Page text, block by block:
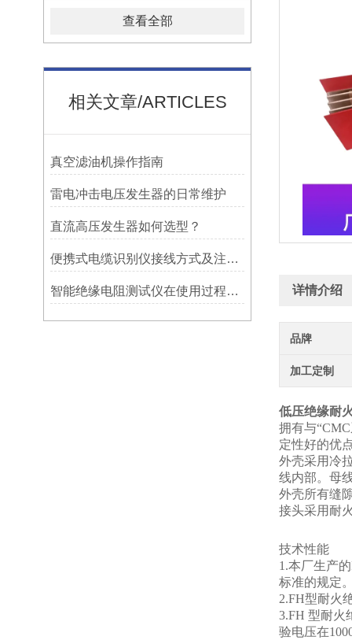
查看全部
相关文章/ARTICLES
真空滤油机操作指南
雷电冲击电压发生器的日常维护
直流高压发生器如何选型？
便携式电缆识别仪接线方式及注意事项
智能绝缘电阻测试仪在使用过程中要注意哪些问题? 详情介绍
品牌
加工定制
低压绝缘耐
拥有与
定性好的优
外壳采用冷
线内部。母
外壳所有缝
接头采用耐
技术性能
1.本厂生产
标准的规定
2.FH型耐火
3.FH 型耐火
验电压在